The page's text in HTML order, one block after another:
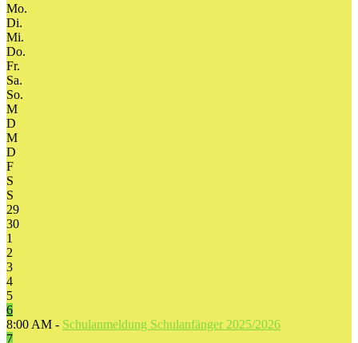
Mo.
Di.
Mi.
Do.
Fr.
Sa.
So.
M
D
M
D
F
S
S
29
30
1
2
3
4
5
6
8:00 AM - Schulanmeldung Schulanfänger 2025/2026
7